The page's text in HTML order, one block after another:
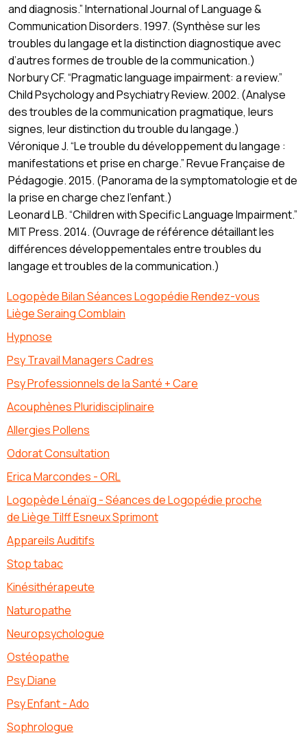
and diagnosis.” International Journal of Language &
Communication Disorders. 1997. (Synthèse sur les
troubles du langage et la distinction diagnostique avec
d’autres formes de trouble de la communication.)
Norbury CF. “Pragmatic language impairment: a review.”
Child Psychology and Psychiatry Review. 2002. (Analyse
des troubles de la communication pragmatique, leurs
signes, leur distinction du trouble du langage.)
Véronique J. “Le trouble du développement du langage :
manifestations et prise en charge.” Revue Française de
Pédagogie. 2015. (Panorama de la symptomatologie et de
la prise en charge chez l’enfant.)
Leonard LB. “Children with Specific Language Impairment.”
MIT Press. 2014. (Ouvrage de référence détaillant les
différences développementales entre troubles du
langage et troubles de la communication.)
Logopède Bilan Séances Logopédie Rendez-vous
Liège Seraing Comblain
Hypnose
Psy Travail Managers Cadres
Psy Professionnels de la Santé + Care
Acouphènes Pluridisciplinaire
Allergies Pollens
Odorat Consultation
Erica Marcondes - ORL
Logopède Lénaïg - Séances de Logopédie proche
de Liège Tilff Esneux Sprimont
Appareils Auditifs
Stop tabac
Kinésithérapeute
Naturopathe
Neuropsychologue
Ostéopathe
Psy Diane
Psy Enfant - Ado
Sophrologue